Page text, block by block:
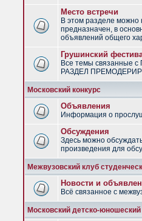
Место встречи
В этом разделе можно
предназначен, в
объявлений общего
Грушинский
Все темы связанные
РАЗДЕЛ
Московский конкурс
Объявления
Информация о
Обсуждения
Здесь можно
произведения для
Межвузовский клуб
Новости и
Всё связанное с
Московский детско-